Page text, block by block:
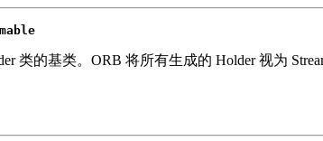
类的基类。ORB 将所有生成的 Holder 视为